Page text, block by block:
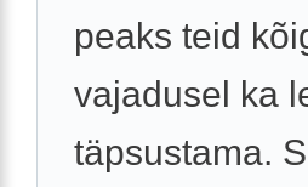
peaks teid
vajadusel ka
täpsustama.